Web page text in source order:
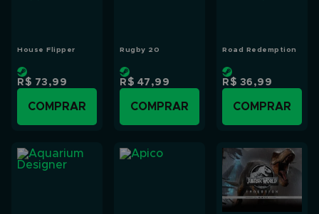
House Flipper
R$ 73,99
COMPRAR
Rugby 20
R$ 47,99
COMPRAR
Road Redemption
R$ 36,99
COMPRAR